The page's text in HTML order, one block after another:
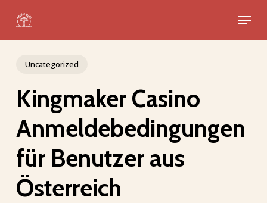
main
Menu
Uncategorized
Kingmaker Casino
Anmeldebedingungen
für Benutzer aus
Österreich